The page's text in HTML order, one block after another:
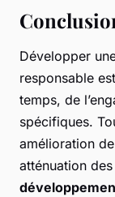
Développer
responsable
temps, de
spécifiques.
amélioration
atténuation